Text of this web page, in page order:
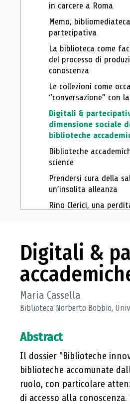
in carcere a Roma
Memo, bibliomediateca
partecipativa
La biblioteca come
del processo di
conoscenza
Le collezioni come
“conversazione” con
Digitali &
dimensione sociale
biblioteche
Biblioteche
science
Prendersi cura della
un’insolita alleanza
Rino Clerici, una
patrimonio librario
mondo
Giorgio Butterini:
cappuccino, biblista,
bibliotecario
Gli archivi tra storia,
Dizionario degli editori
del Settecento
Dello sporco dei libri
Digitali &
Maria Cassella
Biblioteca Norberto Bobbio,
Abstract
Il dossier "Biblioteche
biblioteche accomunate
ruolo, con particolare
di accesso alla